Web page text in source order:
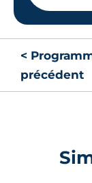
<
précédent